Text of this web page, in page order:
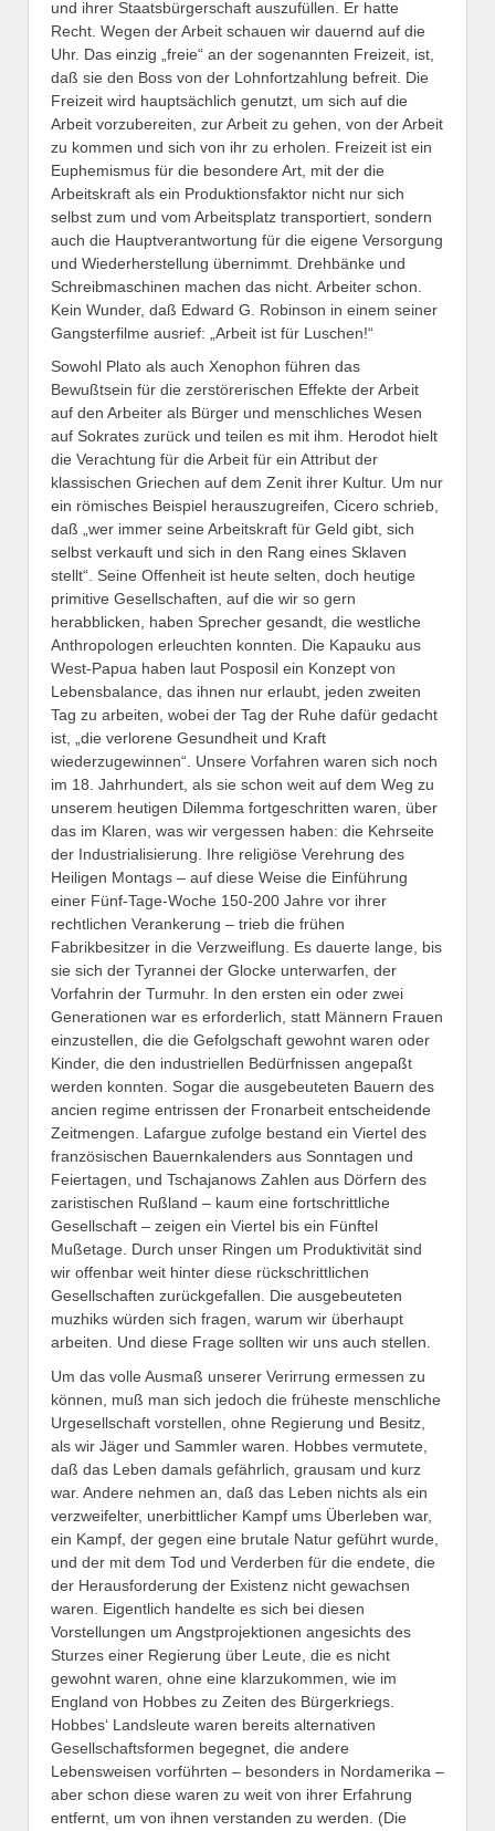
und ihrer Staatsbürgerschaft auszufüllen. Er hatte
Recht. Wegen der Arbeit schauen wir dauernd auf die
Uhr. Das einzig „freie“ an der sogenannten Freizeit, ist,
daß sie den Boss von der Lohnfortzahlung befreit. Die
Freizeit wird hauptsächlich genutzt, um sich auf die
Arbeit vorzubereiten, zur Arbeit zu gehen, von der Arbeit
zu kommen und sich von ihr zu erholen. Freizeit ist ein
Euphemismus für die besondere Art, mit der die
Arbeitskraft als ein Produktionsfaktor nicht nur sich
selbst zum und vom Arbeitsplatz transportiert, sondern
auch die Hauptverantwortung für die eigene Versorgung
und Wiederherstellung übernimmt. Drehbänke und
Schreibmaschinen machen das nicht. Arbeiter schon.
Kein Wunder, daß Edward G. Robinson in einem seiner
Gangsterfilme ausrief: „Arbeit ist für Luschen!“
Sowohl Plato als auch Xenophon führen das
Bewußtsein für die zerstörerischen Effekte der Arbeit
auf den Arbeiter als Bürger und menschliches Wesen
auf Sokrates zurück und teilen es mit ihm. Herodot hielt
die Verachtung für die Arbeit für ein Attribut der
klassischen Griechen auf dem Zenit ihrer Kultur. Um nur
ein römisches Beispiel herauszugreifen, Cicero schrieb,
daß „wer immer seine Arbeitskraft für Geld gibt, sich
selbst verkauft und sich in den Rang eines Sklaven
stellt“. Seine Offenheit ist heute selten, doch heutige
primitive Gesellschaften, auf die wir so gern
herabblicken, haben Sprecher gesandt, die westliche
Anthropologen erleuchten konnten. Die Kapauku aus
West-Papua haben laut Posposil ein Konzept von
Lebensbalance, das ihnen nur erlaubt, jeden zweiten
Tag zu arbeiten, wobei der Tag der Ruhe dafür gedacht
ist, „die verlorene Gesundheit und Kraft
wiederzugewinnen“. Unsere Vorfahren waren sich noch
im 18. Jahrhundert, als sie schon weit auf dem Weg zu
unserem heutigen Dilemma fortgeschritten waren, über
das im Klaren, was wir vergessen haben: die Kehrseite
der Industrialisierung. Ihre religiöse Verehrung des
Heiligen Montags – auf diese Weise die Einführung
einer Fünf-Tage-Woche 150-200 Jahre vor ihrer
rechtlichen Verankerung – trieb die frühen
Fabrikbesitzer in die Verzweiflung. Es dauerte lange, bis
sie sich der Tyrannei der Glocke unterwarfen, der
Vorfahrin der Turmuhr. In den ersten ein oder zwei
Generationen war es erforderlich, statt Männern Frauen
einzustellen, die die Gefolgschaft gewohnt waren oder
Kinder, die den industriellen Bedürfnissen angepaßt
werden konnten. Sogar die ausgebeuteten Bauern des
ancien regime entrissen der Fronarbeit entscheidende
Zeitmengen. Lafargue zufolge bestand ein Viertel des
französischen Bauernkalenders aus Sonntagen und
Feiertagen, und Tschajanows Zahlen aus Dörfern des
zaristischen Rußland – kaum eine fortschrittliche
Gesellschaft – zeigen ein Viertel bis ein Fünftel
Mußetage. Durch unser Ringen um Produktivität sind
wir offenbar weit hinter diese rückschrittlichen
Gesellschaften zurückgefallen. Die ausgebeuteten
muzhiks würden sich fragen, warum wir überhaupt
arbeiten. Und diese Frage sollten wir uns auch stellen.
Um das volle Ausmaß unserer Verirrung ermessen zu
können, muß man sich jedoch die früheste menschliche
Urgesellschaft vorstellen, ohne Regierung und Besitz,
als wir Jäger und Sammler waren. Hobbes vermutete,
daß das Leben damals gefährlich, grausam und kurz
war. Andere nehmen an, daß das Leben nichts als ein
verzweifelter, unerbittlicher Kampf ums Überleben war,
ein Kampf, der gegen eine brutale Natur geführt wurde,
und der mit dem Tod und Verderben für die endete, die
der Herausforderung der Existenz nicht gewachsen
waren. Eigentlich handelte es sich bei diesen
Vorstellungen um Angstprojektionen angesichts des
Sturzes einer Regierung über Leute, die es nicht
gewohnt waren, ohne eine klarzukommen, wie im
England von Hobbes zu Zeiten des Bürgerkriegs.
Hobbes‘ Landsleute waren bereits alternativen
Gesellschaftsformen begegnet, die andere
Lebensweisen vorführten – besonders in Nordamerika –
aber schon diese waren zu weit von ihrer Erfahrung
entfernt, um von ihnen verstanden zu werden. (Die